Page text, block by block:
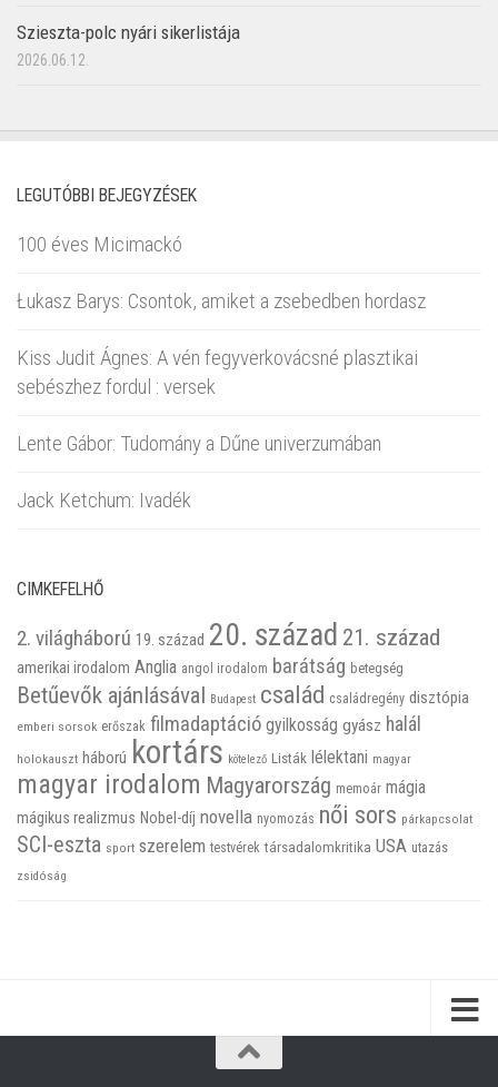
Szieszta-polc nyári sikerlistája
2026.06.12.
LEGUTÓBBI BEJEGYZÉSEK
100 éves Micimackó
Łukasz Barys: Csontok, amiket a zsebedben hordasz
Kiss Judit Ágnes: A vén fegyverkovácsné plasztikai
sebészhez fordul : versek
Lente Gábor: Tudomány a Dűne univerzumában
Jack Ketchum: Ivadék
CIMKEFELHŐ
2. világháború 19. század 20. század 21. század
amerikai irodalom Anglia angol irodalom barátság betegség
Betűevők ajánlásával Budapest család családregény disztópia
emberi sorsok erőszak filmadaptáció gyilkosság gyász halál
holokauszt háború kortárs kötelező Listák lélektani magyar
magyar irodalom Magyarország memoár mágia
mágikus realizmus Nobel-díj novella nyomozás női sors párkapcsolat
SCI-eszta sport szerelem testvérek társadalomkritika USA utazás
zsidóság